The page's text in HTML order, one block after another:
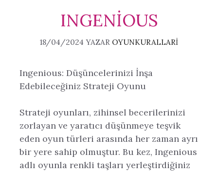
INGENIOUS
18/04/2024 YAZAR OYUNKURALLARI
Ingenious: Düşüncelerinizi İnşa
Edebileceğiniz Strateji Oyunu
Strateji oyunları, zihinsel becerilerinizi
zorlayan ve yaratıcı düşünmeye teşvik
eden oyun türleri arasında her zaman ayrı
bir yere sahip olmuştur. Bu kez, Ingenious
adlı oyunla renkli taşları yerleştirdiğiniz